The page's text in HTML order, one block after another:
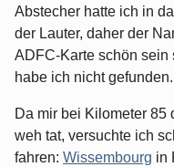
Abstecher hatte ich in
der Lauter, daher der
ADFC-Karte schön sein
habe ich nicht
Da mir bei Kilometer 85
weh tat, versuchte ich
fahren: Wissembourg in